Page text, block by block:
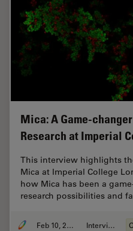
Mica: A Game-
Research at Imperial
This interview highlights
Mica at Imperial College
how Mica has been a
research possibilities and
Feb 10, 2025 Interview